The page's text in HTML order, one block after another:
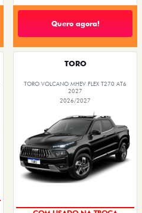
Quero agora!
TORO
TORO VOLCANO MHEV FLEX T270 AT6
2027
2026/2027